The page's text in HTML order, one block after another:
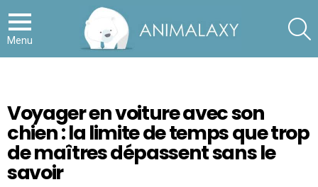
Menu
Voyager en voiture avec son
chien : la limite de temps que trop
de maîtres dépassent sans le
savoir